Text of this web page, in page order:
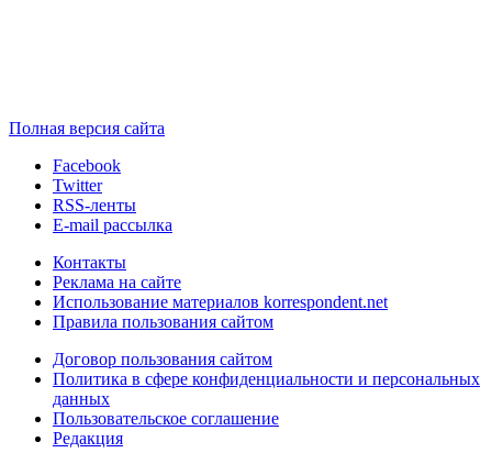
Полная версия сайта
Facebook
Twitter
RSS-ленты
E-mail рассылка
Контакты
Реклама на сайте
Использование материалов korrespondent.net
Правила пользования сайтом
Договор пользования сайтом
Политика в сфере конфиденциальности и персональных
данных
Пользовательское соглашение
Редакция